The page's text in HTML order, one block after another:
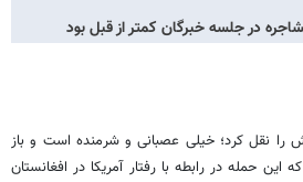
در جلسه خبرگان کمتر از قبل بود
را نقل کرد؛ خیلی عصبانی و شرمنده است و باز
حمله در رابطه با رفتار آمریکا در افغانستان